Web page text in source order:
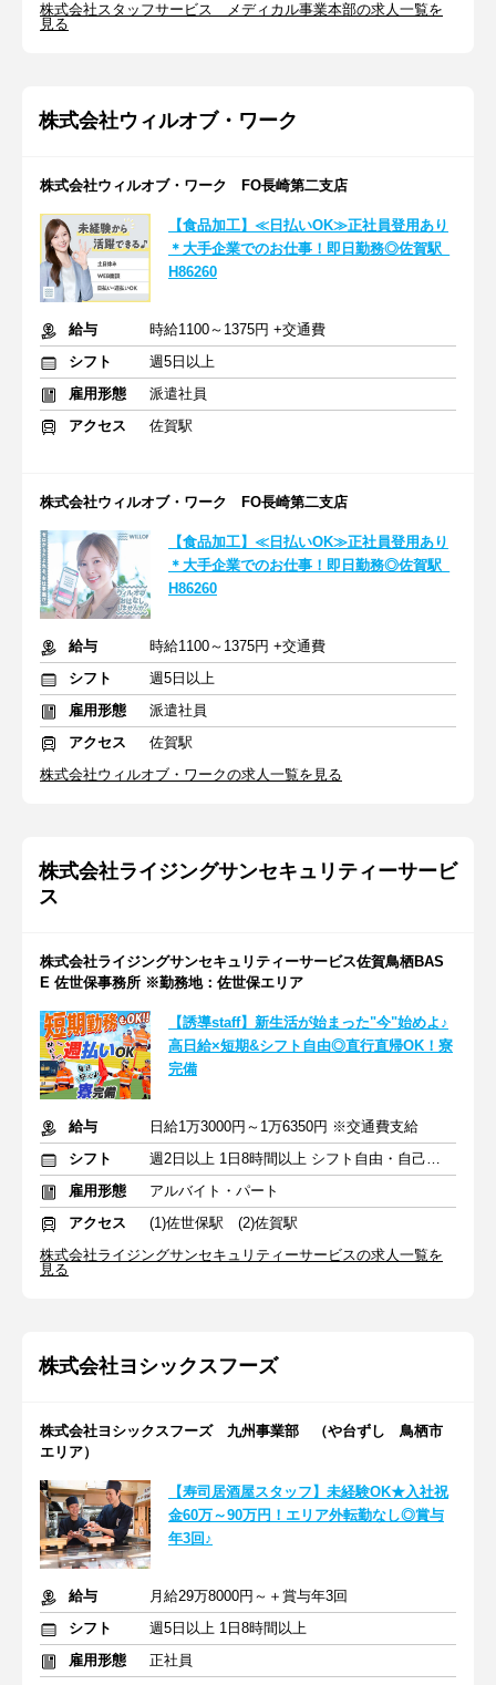
株式会社スタッフサービス メディカル事業本部の求人一覧を
見る
株式会社ウィルオブ・ワーク
株式会社ウィルオブ・ワーク FO長崎第二支店
【食品加工】≪日払いOK≫正社員登用あり
＊大手企業でのお仕事！即日勤務◎佐賀駅_
H86260
給与
時給1100～1375円 +交通費
シフト
週5日以上
雇用形態
派遣社員
アクセス
佐賀駅
株式会社ウィルオブ・ワーク FO長崎第二支店
【食品加工】≪日払いOK≫正社員登用あり
＊大手企業でのお仕事！即日勤務◎佐賀駅_
H86260
給与
時給1100～1375円 +交通費
シフト
週5日以上
雇用形態
派遣社員
アクセス
佐賀駅
株式会社ウィルオブ・ワークの求人一覧を見る
株式会社ライジングサンセキュリティーサービ
ス
株式会社ライジングサンセキュリティーサービス佐賀鳥栖BAS
E 佐世保事務所 ※勤務地：佐世保エリア
【誘導staff】新生活が始まった"今"始めよ♪
高日給×短期&シフト自由◎直行直帰OK！寮
完備
給与
日給1万3000円～1万6350円 ※交通費支給
シフト
週2日以上 1日8時間以上 シフト自由・自己申告
雇用形態
アルバイト・パート
アクセス
(1)佐世保駅 (2)佐賀駅
株式会社ライジングサンセキュリティーサービスの求人一覧を
見る
株式会社ヨシックスフーズ
株式会社ヨシックスフーズ 九州事業部 （や台ずし 鳥栖市
エリア）
【寿司居酒屋スタッフ】未経験OK★入社祝
金60万～90万円！エリア外転勤なし◎賞与
年3回♪
給与
月給29万8000円～＋賞与年3回
シフト
週5日以上 1日8時間以上
雇用形態
正社員